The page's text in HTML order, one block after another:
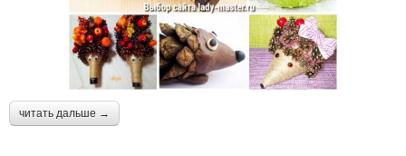
читать дальше →